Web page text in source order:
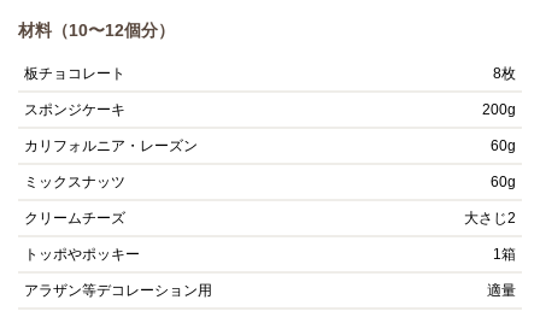
材料（10〜12個分）
板チョコレート 8枚
スポンジケーキ 200g
カリフォルニア・レーズン 60g
ミックスナッツ 60g
クリームチーズ 大さじ2
トッポやポッキー 1箱
アラザン等デコレーション用 適量